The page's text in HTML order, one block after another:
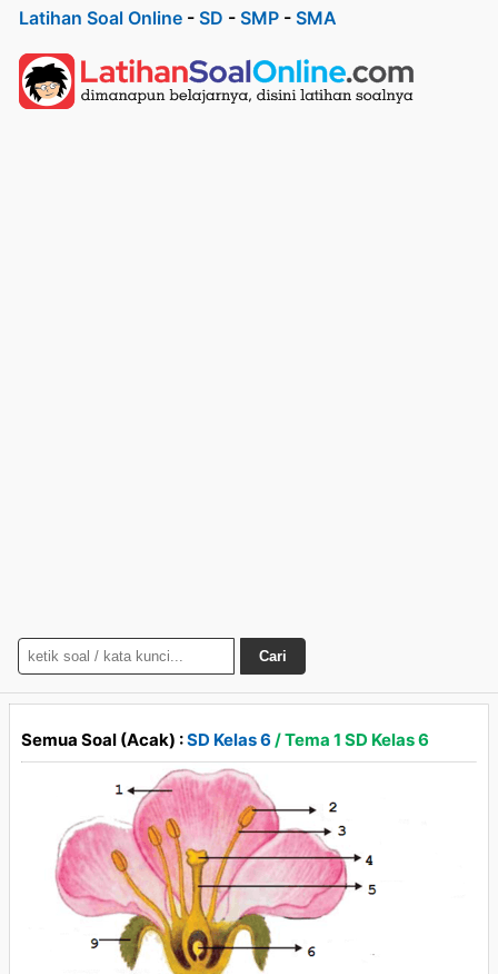
Latihan Soal Online - SD - SMP - SMA
Cari
Semua Soal (Acak) :SD Kelas 6 / Tema 1 SD Kelas 6